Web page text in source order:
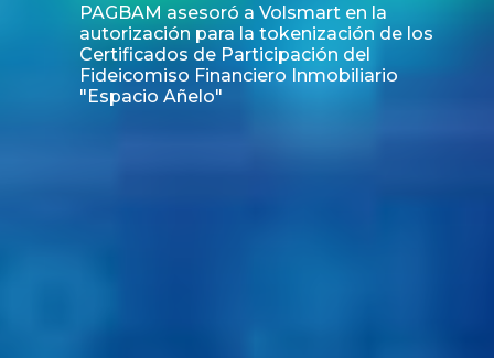
PAGBAM asesoró a Volsmart en la
autorización para la tokenización de los
Certificados de Participación del
Fideicomiso Financiero Inmobiliario
"Espacio Añelo"